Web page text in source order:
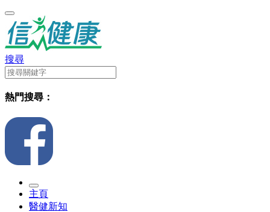
搜尋
熱門搜尋：
主頁
醫健新知